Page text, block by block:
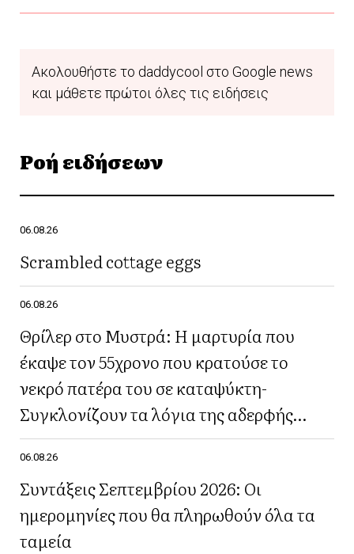
Ακολουθήστε το daddycool στο Google news
και μάθετε πρώτοι όλες τις ειδήσεις
Ροή ειδήσεων
06.08.26
Scrambled cottage eggs
06.08.26
Θρίλερ στο Μυστρά: Η μαρτυρία που
έκαψε τον 55χρονο που κρατούσε το
νεκρό πατέρα του σε καταψύκτη-
Συγκλονίζουν τα λόγια της αδερφής
του(Βίντεο)
06.08.26
Συντάξεις Σεπτεμβρίου 2026: Οι
ημερομηνίες που θα πληρωθούν όλα τα
ταμεία